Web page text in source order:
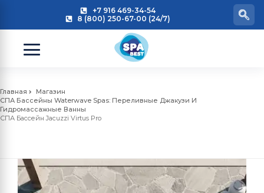
+7 916 469-34-54
8 (800) 250-67-00 (24/7)
Главная
Магазин
СПА Бассейны Waterwave Spas: Переливные Джакузи И
Гидромассажные Ванны
СПА Бассейн Jacuzzi Virtus Pro